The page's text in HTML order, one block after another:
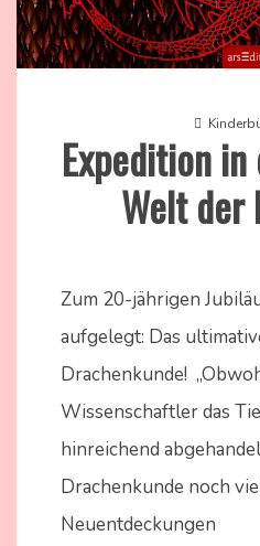
Expedition
Welt der
Zum 20-jährigen
aufgelegt: Das
Drachenkunde!
Wissenschaftler das
hinreichend
Drachenkunde noch
Neuentdeckungen